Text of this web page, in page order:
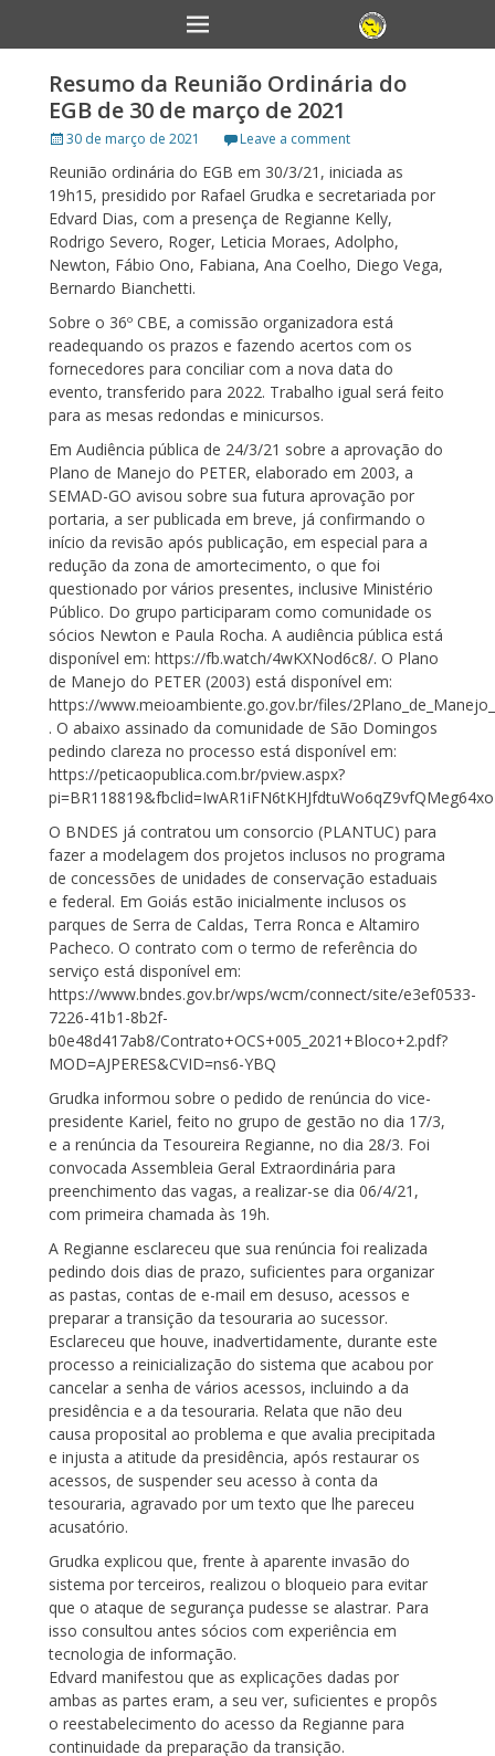
Skip
to
Primary Menu
Resumo da Reunião Ordinária do
EGB de 30 de março de 2021
Posted
30 de março de 2021 Leave a comment
Reunião ordinária do EGB em 30/3/21, iniciada as
19h15, presidido por Rafael Grudka e secretariada por
Edvard Dias, com a presença de Regianne Kelly,
Rodrigo Severo, Roger, Leticia Moraes, Adolpho,
Newton, Fábio Ono, Fabiana, Ana Coelho, Diego Vega,
Bernardo Bianchetti.
Sobre o 36º CBE, a comissão organizadora está
readequando os prazos e fazendo acertos com os
fornecedores para conciliar com a nova data do
evento, transferido para 2022. Trabalho igual será feito
para as mesas redondas e minicursos.
Em Audiência pública de 24/3/21 sobre a aprovação do
Plano de Manejo do PETER, elaborado em 2003, a
SEMAD-GO avisou sobre sua futura aprovação por
portaria, a ser publicada em breve, já confirmando o
início da revisão após publicação, em especial para a
redução da zona de amortecimento, o que foi
questionado por vários presentes, inclusive Ministério
Público. Do grupo participaram como comunidade os
sócios Newton e Paula Rocha. A audiência pública está
disponível em: https://fb.watch/4wKXNod6c8/. O Plano
de Manejo do PETER (2003) está disponível em:
https://www.meioambiente.go.gov.br/files/
. O abaixo assinado da comunidade de São Domingos
pedindo clareza no processo está disponível em:
https://peticaopublica.com.br/pview.aspx?
O BNDES já contratou um consorcio (PLANTUC) para
fazer a modelagem dos projetos inclusos no programa
de concessões de unidades de conservação estaduais
e federal. Em Goiás estão inicialmente inclusos os
parques de Serra de Caldas, Terra Ronca e Altamiro
Pacheco. O contrato com o termo de referência do
serviço está disponível em:
https://www.bndes.gov.br/wps/wcm/connect/site/e3ef0533-
7226-41b1-8b2f-
b0e48d417ab8/Contrato+OCS+005_2021+Bloco+2.pdf?
MOD=AJPERES&CVID=ns6-YBQ
Grudka informou sobre o pedido de renúncia do vice-
presidente Kariel, feito no grupo de gestão no dia 17/3,
e a renúncia da Tesoureira Regianne, no dia 28/3. Foi
convocada Assembleia Geral Extraordinária para
preenchimento das vagas, a realizar-se dia 06/4/21,
com primeira chamada às 19h.
A Regianne esclareceu que sua renúncia foi realizada
pedindo dois dias de prazo, suficientes para organizar
as pastas, contas de e-mail em desuso, acessos e
preparar a transição da tesouraria ao sucessor.
Esclareceu que houve, inadvertidamente, durante este
processo a reinicialização do sistema que acabou por
cancelar a senha de vários acessos, incluindo a da
presidência e a da tesouraria. Relata que não deu
causa proposital ao problema e que avalia precipitada
e injusta a atitude da presidência, após restaurar os
acessos, de suspender seu acesso à conta da
tesouraria, agravado por um texto que lhe pareceu
acusatório.
Grudka explicou que, frente à aparente invasão do
sistema por terceiros, realizou o bloqueio para evitar
que o ataque de segurança pudesse se alastrar. Para
isso consultou antes sócios com experiência em
tecnologia de informação.
Edvard manifestou que as explicações dadas por
ambas as partes eram, a seu ver, suficientes e propôs
o reestabelecimento do acesso da Regianne para
continuidade da preparação da transição.